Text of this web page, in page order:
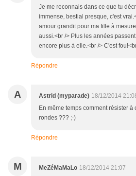
Je me reconnais dans ce que tu
immense, bestial presque, c'est
amour grandit pour ma fille à
aussi.<br /> Plus les années
encore plus à elle.<br /> C'est
Répondre
A Astrid (myparade) 18/12/2014
En même temps comment résister
rondes ??? ;-)
Répondre
M MeZéMaMaLo 18/12/2014 21:07